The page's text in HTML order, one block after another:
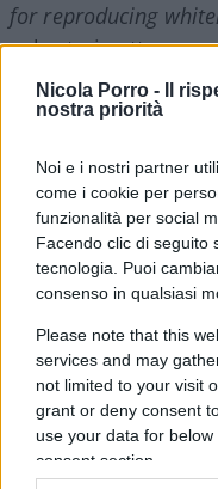
Nicola Porro -
Il
nostra priorità
Noi e i nostri partner
come i cookie per
funzionalità per social
Facendo clic di seguito
tecnologia. Puoi
consenso in qualsiasi
Please note that this
services and may
not limited to your visit
grant or deny consent
use your data for
consent section.
for reproducing
volontari
lo maltratta per
tratterà con le
pensiero, alla
identitaria
cui i nostri media
Innanzitutto,
con
è più importante
importante il
del cane. Se un
combattimenti tra
bianco fa la stessa